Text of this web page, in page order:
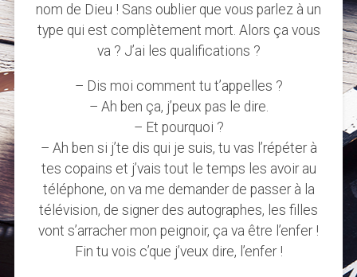
nom de Dieu ! Sans oublier que vous parlez à un
type qui est complètement mort. Alors ça vous
va ? J’ai les qualifications ?
– Dis moi comment tu t’appelles ?
– Ah ben ça, j’peux pas le dire.
– Et pourquoi ?
– Ah ben si j’te dis qui je suis, tu vas l’répéter à
tes copains et j’vais tout le temps les avoir au
téléphone, on va me demander de passer à la
télévision, de signer des autographes, les filles
vont s’arracher mon peignoir, ça va être l’enfer !
Fin tu vois c’que j’veux dire, l’enfer !